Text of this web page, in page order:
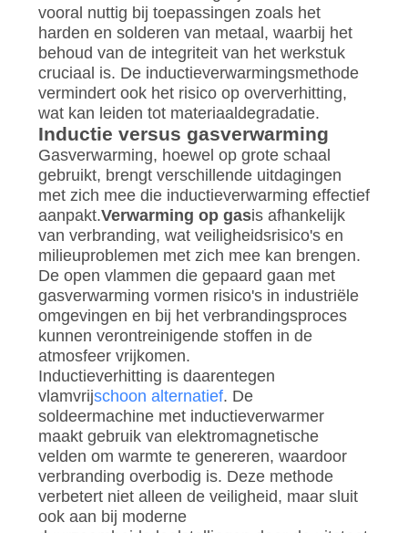
vooral nuttig bij toepassingen zoals het
harden en solderen van metaal, waarbij het
behoud van de integriteit van het werkstuk
cruciaal is. De inductieverwarmingsmethode
vermindert ook het risico op oververhitting,
wat kan leiden tot materiaaldegradatie.
Inductie versus gasverwarming
Gasverwarming, hoewel op grote schaal
gebruikt, brengt verschillende uitdagingen
met zich mee die inductieverwarming effectief
aanpakt.Verwarming op gasis afhankelijk
van verbranding, wat veiligheidsrisico's en
milieuproblemen met zich mee kan brengen.
De open vlammen die gepaard gaan met
gasverwarming vormen risico's in industriële
omgevingen en bij het verbrandingsproces
kunnen verontreinigende stoffen in de
atmosfeer vrijkomen.
Inductieverhitting is daarentegen
vlamvrijschoon alternatief. De
soldeermachine met inductieverwarmer
maakt gebruik van elektromagnetische
velden om warmte te genereren, waardoor
verbranding overbodig is. Deze methode
verbetert niet alleen de veiligheid, maar sluit
ook aan bij moderne